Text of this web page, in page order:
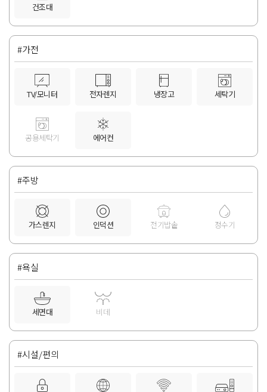
건조대
#가전
TV/모니터 전자렌지 냉장고 세탁기
공용세탁기 에어컨
#주방
가스렌지 인덕션 전기밥솥 정수기
#욕실
세면대 비데
#시설/편의